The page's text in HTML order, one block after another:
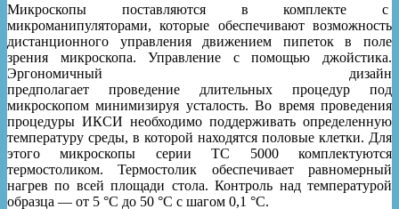
Микроскопы поставляются в комплекте с
микроманипуляторами, которые обеспечивают возможность
дистанционного управления движением пипеток в поле
зрения микроскопа. Управление с помощью джойстика.
Эргономичный дизайн
предполагает проведение длительных процедур под
микроскопом минимизируя усталость. Во время проведения
процедуры ИКСИ необходимо поддерживать определенную
температуру среды, в которой находятся половые клетки. Для
этого микроскопы серии TC 5000 комплектуются
термостоликом. Термостолик обеспечивает равномерный
нагрев по всей площади стола. Контроль над температурой
образца — от 5 °С до 50 °С с шагом 0,1 °С.